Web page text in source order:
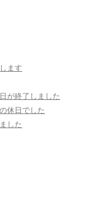
ます
が終了しました
休日でした
した